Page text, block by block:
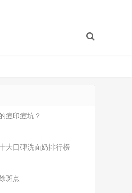
痘印痘坑？
大口碑洗面奶排行榜
斑点